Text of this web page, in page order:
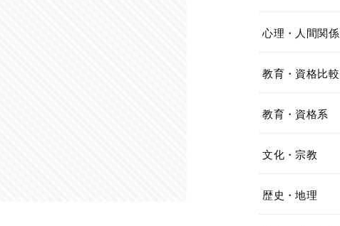
心理・人間関係
教育・資格比較
教育・資格系
文化・宗教
歴史・地理